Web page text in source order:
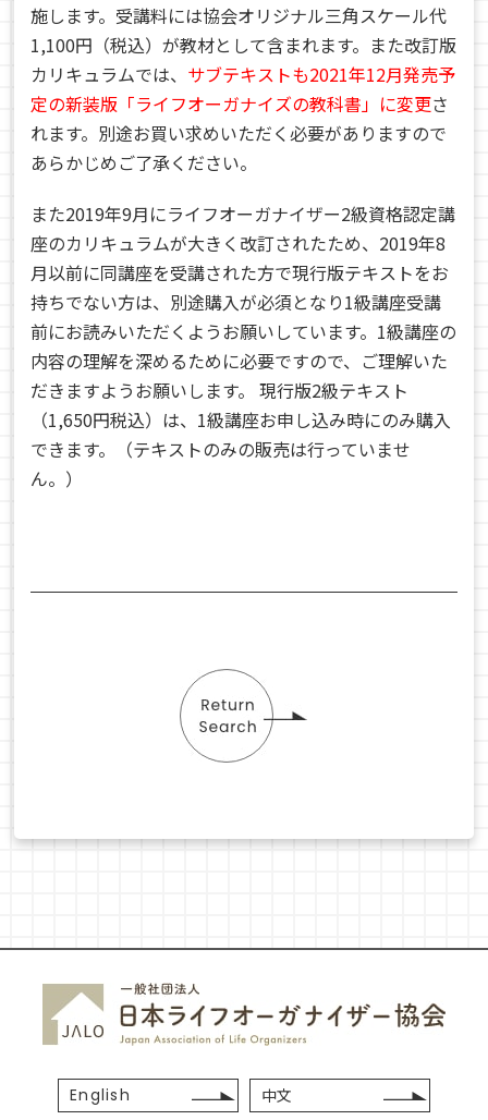
施します。受講料には協会オリジナル三角スケール代
1,100円（税込）が教材として含まれます。また改訂版
カリキュラムでは、 サブテキストも2021年12月発売予
定の新装版「ライフオーガナイズの教科書」に変更さ
れます。別途お買い求めいただく必要がありますので
あらかじめご了承ください。
また2019年9月にライフオーガナイザー2級資格認定講
座のカリキュラムが大きく改訂されたため、2019年8
月以前に同講座を受講された方で現行版テキストをお
持ちでない方は、別途購入が必須となり1級講座受講
前にお読みいただくようお願いしています。1級講座の
内容の理解を深めるために必要ですので、ご理解いた
だきますようお願いします。 現行版2級テキスト
（1,650円税込）は、1級講座お申し込み時にのみ購入
できます。（テキストのみの販売は行っていませ
ん。）
English 中文